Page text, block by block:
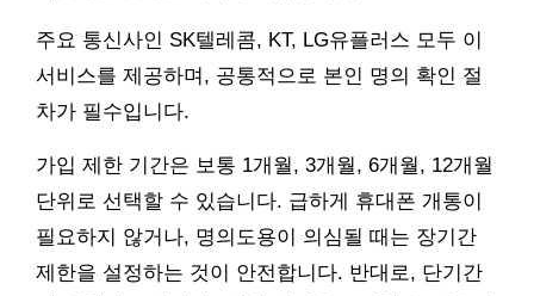
주요 통신사인 SK텔레콤, KT, LG유플러스 모두 이
서비스를 제공하며, 공통적으로 본인 명의 확인 절
차가 필수입니다.
가입 제한 기간은 보통 1개월, 3개월, 6개월, 12개월
단위로 선택할 수 있습니다. 급하게 휴대폰 개통이
필요하지 않거나, 명의도용이 의심될 때는 장기간
제한을 설정하는 것이 안전합니다. 반대로, 단기간